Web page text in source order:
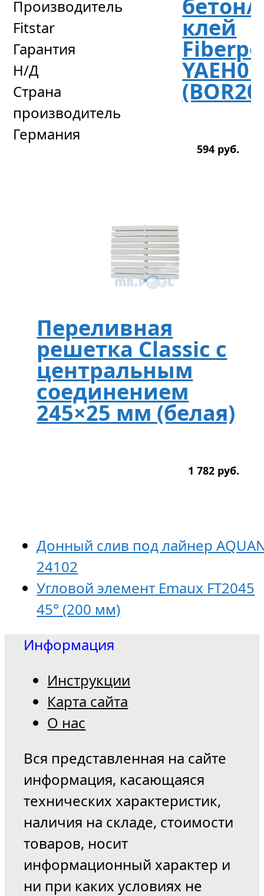
Производитель
Fitstar
Гарантия
Н/Д
Страна
производитель
Германия
бетон/
клей
YAEH01
594 руб.
Переливная
решетка Classic с
центральным
соединением
245×25 мм (белая)
1 782 руб.
Донный слив под лайнер
24102
Угловой элемент Emaux FT2045
45° (200 мм)
Информация
Инструкции
Карта сайта
О нас
Вся представленная на сайте
информация, касающаяся
технических характеристик,
наличия на складе, стоимости
товаров, носит
информационный характер и
ни при каких условиях не